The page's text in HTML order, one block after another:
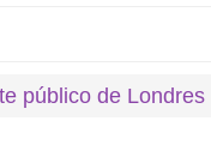
público de Londres